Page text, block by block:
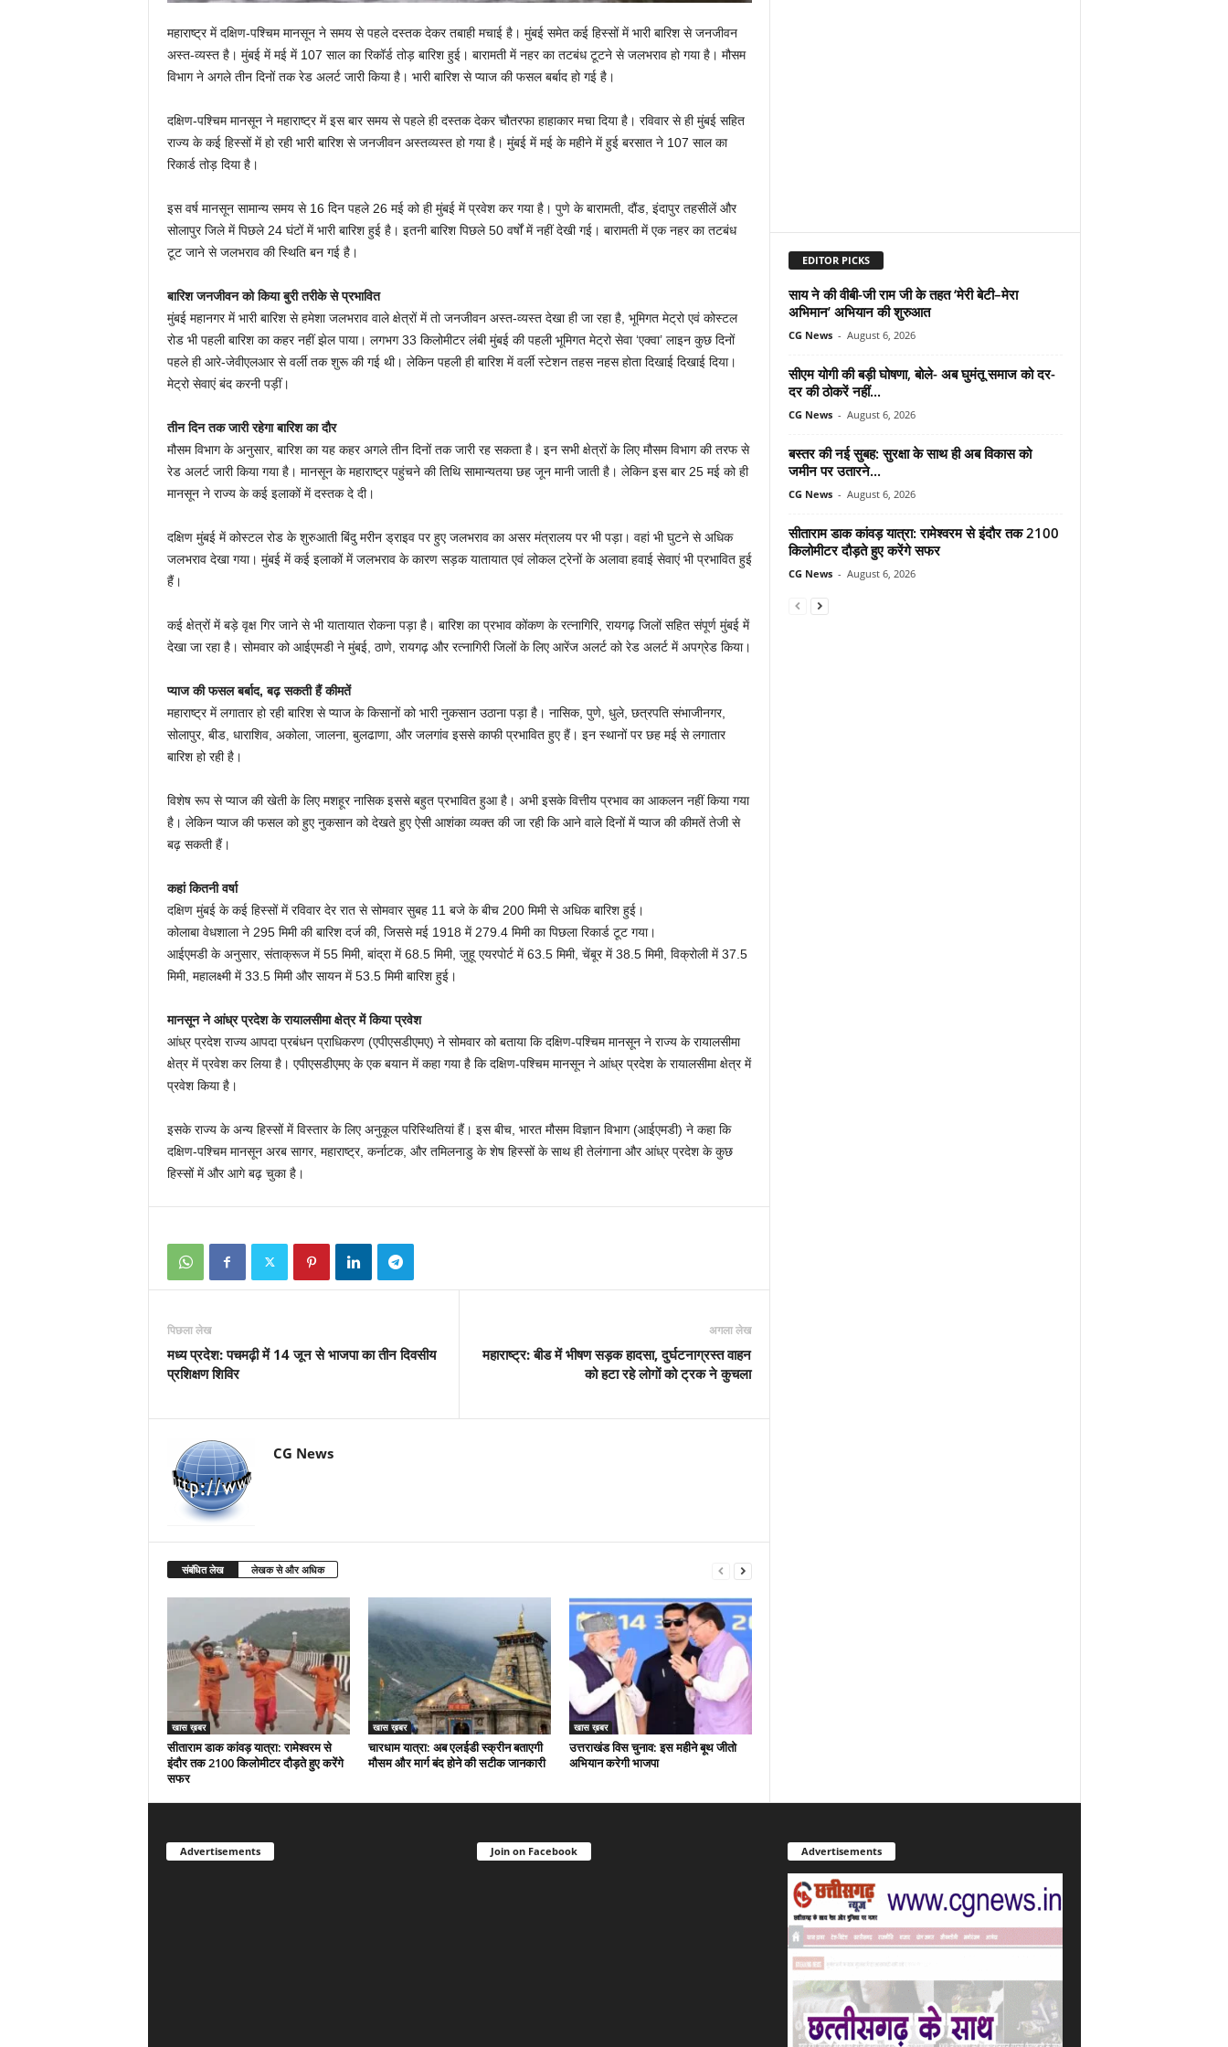
महाराष्ट्र में दक्षिण-पश्चिम मानसून ने समय से पहले दस्तक देकर तबाही मचाई है। मुंबई समेत कई हिस्सों में भारी बारिश से जनजीवन
अस्त-व्यस्त है। मुंबई में मई में 107 साल का रिकॉर्ड तोड़ बारिश हुई। बारामती में नहर का तटबंध टूटने से जलभराव हो गया है। मौसम
विभाग ने अगले तीन दिनों तक रेड अलर्ट जारी किया है। भारी बारिश से प्याज की फसल बर्बाद हो गई है।
दक्षिण-पश्चिम मानसून ने महाराष्ट्र में इस बार समय से पहले ही दस्तक देकर चौतरफा हाहाकार मचा दिया है। रविवार से ही मुंबई सहित
राज्य के कई हिस्सों में हो रही भारी बारिश से जनजीवन अस्तव्यस्त हो गया है। मुंबई में मई के महीने में हुई बरसात ने 107 साल का
रिकार्ड तोड़ दिया है।
इस वर्ष मानसून सामान्य समय से 16 दिन पहले 26 मई को ही मुंबई में प्रवेश कर गया है। पुणे के बारामती, दौंड, इंदापुर तहसीलें और
सोलापुर जिले में पिछले 24 घंटों में भारी बारिश हुई है। इतनी बारिश पिछले 50 वर्षों में नहीं देखी गई। बारामती में एक नहर का तटबंध
टूट जाने से जलभराव की स्थिति बन गई है।
बारिश जनजीवन को किया बुरी तरीके से प्रभावित
मुंबई महानगर में भारी बारिश से हमेशा जलभराव वाले क्षेत्रों में तो जनजीवन अस्त-व्यस्त देखा ही जा रहा है, भूमिगत मेट्रो एवं कोस्टल
रोड भी पहली बारिश का कहर नहीं झेल पाया। लगभग 33 किलोमीटर लंबी मुंबई की पहली भूमिगत मेट्रो सेवा ‘एक्वा’ लाइन कुछ दिनों
पहले ही आरे-जेवीएलआर से वर्ली तक शुरू की गई थी। लेकिन पहली ही बारिश में वर्ली स्टेशन तहस नहस होता दिखाई दिखाई दिया।
मेट्रो सेवाएं बंद करनी पड़ीं।
तीन दिन तक जारी रहेगा बारिश का दौर
मौसम विभाग के अनुसार, बारिश का यह कहर अगले तीन दिनों तक जारी रह सकता है। इन सभी क्षेत्रों के लिए मौसम विभाग की तरफ से
रेड अलर्ट जारी किया गया है। मानसून के महाराष्ट्र पहुंचने की तिथि सामान्यतया छह जून मानी जाती है। लेकिन इस बार 25 मई को ही
मानसून ने राज्य के कई इलाकों में दस्तक दे दी।
दक्षिण मुंबई में कोस्टल रोड के शुरुआती बिंदु मरीन ड्राइव पर हुए जलभराव का असर मंत्रालय पर भी पड़ा। वहां भी घुटने से अधिक
जलभराव देखा गया। मुंबई में कई इलाकों में जलभराव के कारण सड़क यातायात एवं लोकल ट्रेनों के अलावा हवाई सेवाएं भी प्रभावित हुई
हैं।
कई क्षेत्रों में बड़े वृक्ष गिर जाने से भी यातायात रोकना पड़ा है। बारिश का प्रभाव कोंकण के रत्नागिरि, रायगढ़ जिलों सहित संपूर्ण मुंबई में
देखा जा रहा है। सोमवार को आईएमडी ने मुंबई, ठाणे, रायगढ़ और रत्नागिरी जिलों के लिए आरेंज अलर्ट को रेड अलर्ट में अपग्रेड किया।
प्याज की फसल बर्बाद, बढ़ सकती हैं कीमतें
महाराष्ट्र में लगातार हो रही बारिश से प्याज के किसानों को भारी नुकसान उठाना पड़ा है। नासिक, पुणे, धुले, छत्रपति संभाजीनगर,
सोलापुर, बीड, धाराशिव, अकोला, जालना, बुलढाणा, और जलगांव इससे काफी प्रभावित हुए हैं। इन स्थानों पर छह मई से लगातार
बारिश हो रही है।
विशेष रूप से प्याज की खेती के लिए मशहूर नासिक इससे बहुत प्रभावित हुआ है। अभी इसके वित्तीय प्रभाव का आकलन नहीं किया गया
है। लेकिन प्याज की फसल को हुए नुकसान को देखते हुए ऐसी आशंका व्यक्त की जा रही कि आने वाले दिनों में प्याज की कीमतें तेजी से
बढ़ सकती हैं।
कहां कितनी वर्षा
दक्षिण मुंबई के कई हिस्सों में रविवार देर रात से सोमवार सुबह 11 बजे के बीच 200 मिमी से अधिक बारिश हुई।
कोलाबा वेधशाला ने 295 मिमी की बारिश दर्ज की, जिससे मई 1918 में 279.4 मिमी का पिछला रिकार्ड टूट गया।
आईएमडी के अनुसार, संताक्रूज में 55 मिमी, बांद्रा में 68.5 मिमी, जुहू एयरपोर्ट में 63.5 मिमी, चेंबूर में 38.5 मिमी, विक्रोली में 37.5
मिमी, महालक्ष्मी में 33.5 मिमी और सायन में 53.5 मिमी बारिश हुई।
मानसून ने आंध्र प्रदेश के रायालसीमा क्षेत्र में किया प्रवेश
आंध्र प्रदेश राज्य आपदा प्रबंधन प्राधिकरण (एपीएसडीएमए) ने सोमवार को बताया कि दक्षिण-पश्चिम मानसून ने राज्य के रायालसीमा
क्षेत्र में प्रवेश कर लिया है। एपीएसडीएमए के एक बयान में कहा गया है कि दक्षिण-पश्चिम मानसून ने आंध्र प्रदेश के रायालसीमा क्षेत्र में
प्रवेश किया है।
इसके राज्य के अन्य हिस्सों में विस्तार के लिए अनुकूल परिस्थितियां हैं। इस बीच, भारत मौसम विज्ञान विभाग (आईएमडी) ने कहा कि
दक्षिण-पश्चिम मानसून अरब सागर, महाराष्ट्र, कर्नाटक, और तमिलनाडु के शेष हिस्सों के साथ ही तेलंगाना और आंध्र प्रदेश के कुछ
हिस्सों में और आगे बढ़ चुका है।
पिछला लेख
मध्य प्रदेश: पचमढ़ी में 14 जून से भाजपा का तीन दिवसीय
प्रशिक्षण शिविर
अगला लेख
महाराष्ट्र: बीड में भीषण सड़क हादसा, दुर्घटनाग्रस्त वाहन
को हटा रहे लोगों को ट्रक ने कुचला
CG News
संबंधित लेख लेखक से और अधिक
खास ख़बर
सीताराम डाक कांवड़ यात्रा: रामेश्वरम से
इंदौर तक 2100 किलोमीटर दौड़ते हुए करेंगे
सफर
खास ख़बर
चारधाम यात्रा: अब एलईडी स्क्रीन बताएगी
मौसम और मार्ग बंद होने की सटीक जानकारी
खास ख़बर
उत्तराखंड विस चुनाव: इस महीने बूथ जीतो
अभियान करेगी भाजपा
EDITOR PICKS
साय ने की वीबी-जी राम जी के तहत ‘मेरी बेटी–मेरा
अभिमान’ अभियान की शुरुआत
CG News - August 6, 2026
सीएम योगी की बड़ी घोषणा, बोले- अब घुमंतू समाज को दर-
दर की ठोकरें नहीं...
CG News - August 6, 2026
बस्तर की नई सुबह: सुरक्षा के साथ ही अब विकास को
जमीन पर उतारने...
CG News - August 6, 2026
सीताराम डाक कांवड़ यात्रा: रामेश्वरम से इंदौर तक 2100
किलोमीटर दौड़ते हुए करेंगे सफर
CG News - August 6, 2026
Advertisements Join on Facebook Advertisements